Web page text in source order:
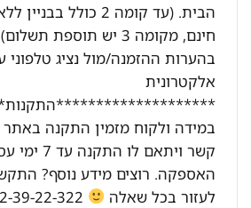
הבית. (עד קומה 2 כולל
חינם, מקומה 3 יש תוספת
בהערות ההזמנה/מול נציג טלפוני
אלקטרונית
במידה ולקוח מזמין התקנה באתר
קשר ויתאם לו
האספקה. רוצים מידע נוסף?
לעזור בכל שאלה
072-39-22-322